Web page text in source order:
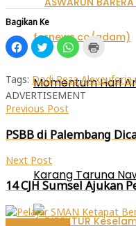
Momentum Hari
Karang Taruna
Bagikan Ke
Klik
untuk
membagikan
Facebook(Membuka
di
jendela
yang
baru)
Klik
untuk
berbagi
Twitter(Membuka
di
jendela
yang
baru)
Klik
untuk
di
jendela
yang
Klik
jendela
yang
Tags: Dodi Reza Alexeuforia
ADVERTISEMENT
Previous Post
PSBB di Palembang
Next Post
14 CJH Sumsel Ajukan